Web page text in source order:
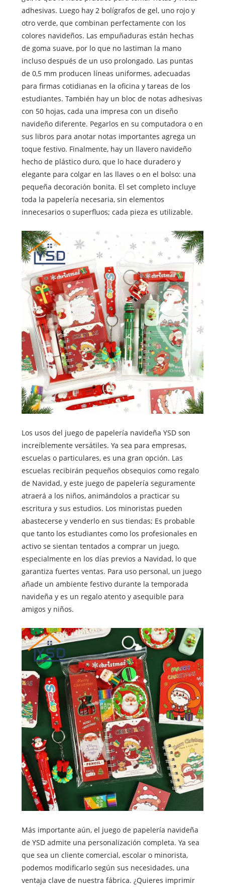
adhesivas. Luego hay 2 bolígrafos de gel, uno rojo y
otro verde, que combinan perfectamente con los
colores navideños. Las empuñaduras están hechas
de goma suave, por lo que no lastiman la mano
incluso después de un uso prolongado. Las puntas
de 0,5 mm producen líneas uniformes, adecuadas
para firmas cotidianas en la oficina y tareas de los
estudiantes. También hay un bloc de notas adhesivas
con 50 hojas, cada una impresa con un diseño
navideño diferente. Pegarlos en su computadora o en
sus libros para anotar notas importantes agrega un
toque festivo. Finalmente, hay un llavero navideño
hecho de plástico duro, que lo hace duradero y
elegante para colgar en las llaves o en el bolso: una
pequeña decoración bonita. El set completo incluye
toda la papelería necesaria, sin elementos
innecesarios o superfluos; cada pieza es utilizable.
Los usos del juego de papelería navideña YSD son
increíblemente versátiles. Ya sea para empresas,
escuelas o particulares, es una gran opción. Las
escuelas recibirán pequeños obsequios como regalo
de Navidad, y este juego de papelería seguramente
atraerá a los niños, animándolos a practicar su
escritura y sus estudios. Los minoristas pueden
abastecerse y venderlo en sus tiendas; Es probable
que tanto los estudiantes como los profesionales en
activo se sientan tentados a comprar un juego,
especialmente en los días previos a Navidad, lo que
garantiza fuertes ventas. Para uso personal, un juego
añade un ambiente festivo durante la temporada
navideña y es un regalo atento y asequible para
amigos y niños.
Más importante aún, el juego de papelería navideña
de YSD admite una personalización completa. Ya sea
que sea un cliente comercial, escolar o minorista,
podemos modificarlo según sus necesidades, una
ventaja clave de nuestra fábrica. ¿Quieres imprimir